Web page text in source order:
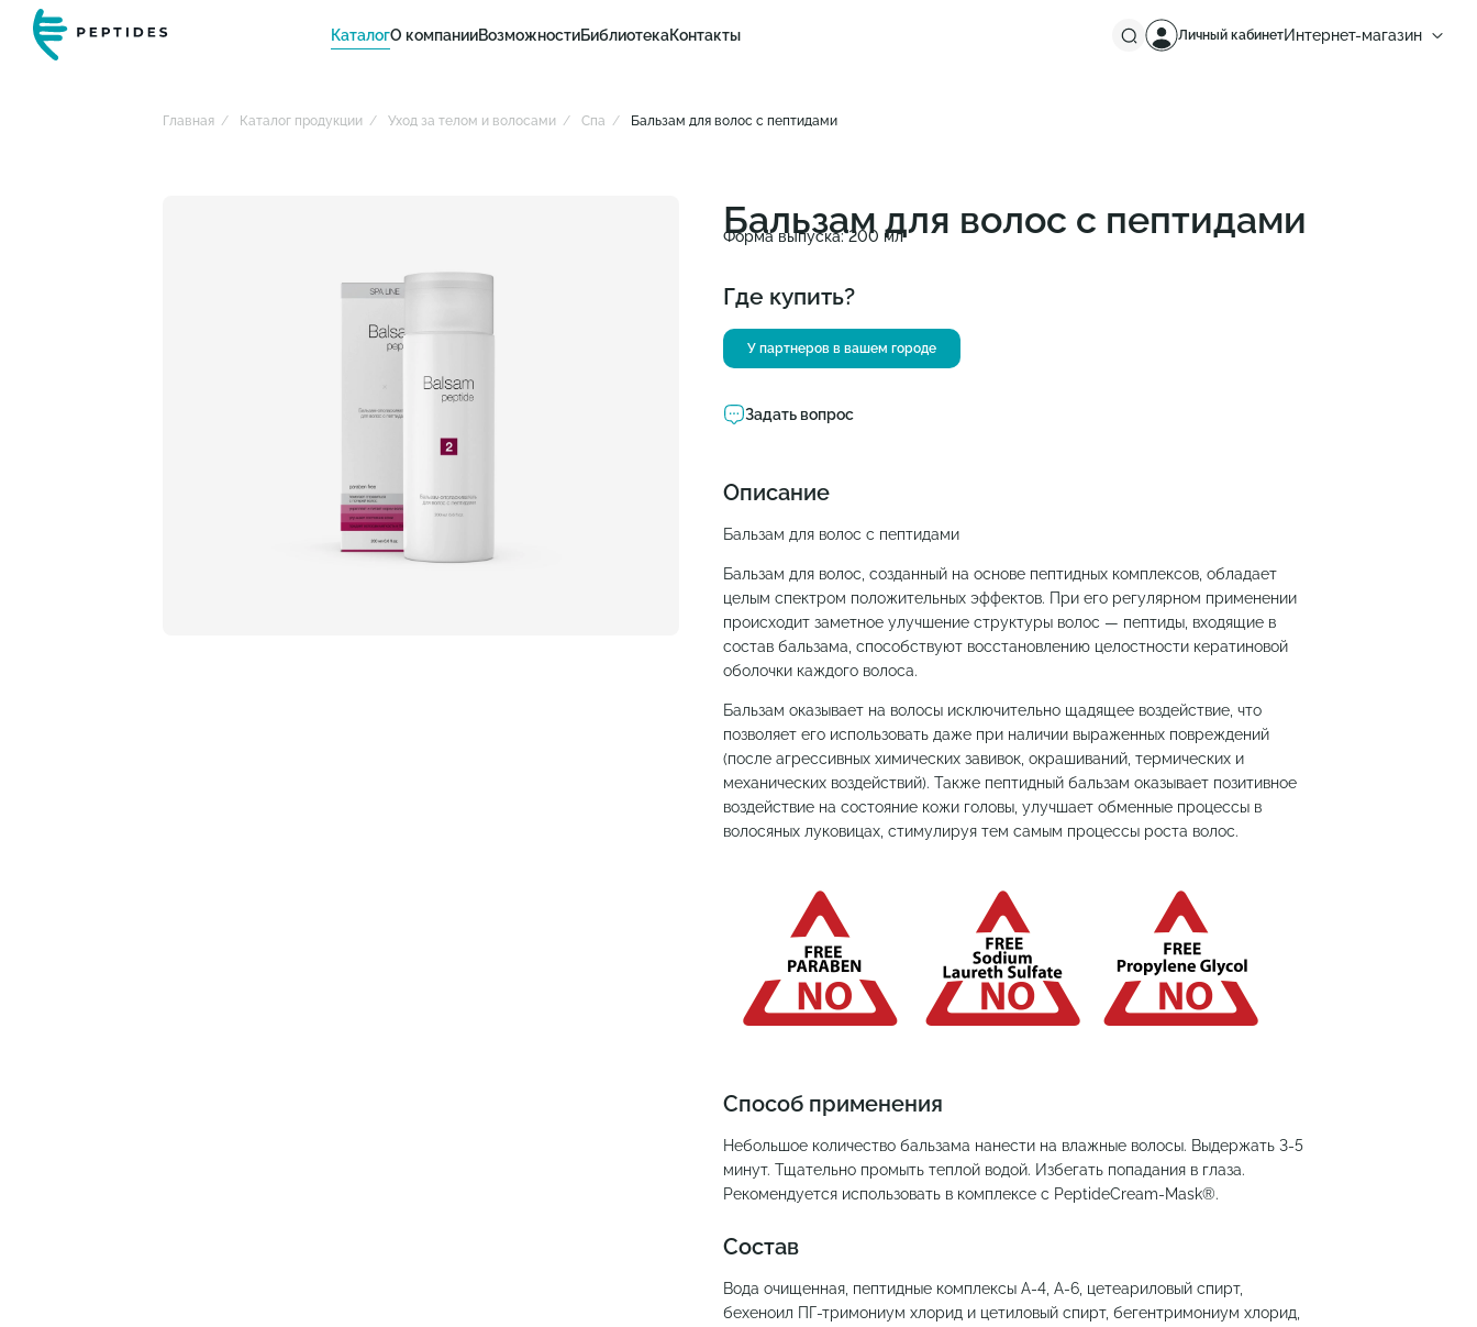
КаталогО компанииВозможностиБиблиотекаКонтакты Личный кабинетИнтернет-магазин
Главная Каталог продукции Уход за телом и волосами Спа Бальзам для волос с пептидами
Бальзам для волос с пептидами
Форма выпуска: 200 мл
Где купить?
У партнеров в вашем городе
Задать вопрос
Описание
Бальзам для волос с пептидами
Бальзам для волос, созданный на основе пептидных комплексов, обладает
целым спектром положительных эффектов. При его регулярном применении
происходит заметное улучшение структуры волос — пептиды, входящие в
состав бальзама, способствуют восстановлению целостности кератиновой
оболочки каждого волоса.
Бальзам оказывает на волосы исключительно щадящее воздействие, что
позволяет его использовать даже при наличии выраженных повреждений
(после агрессивных химических завивок, окрашиваний, термических и
механических воздействий). Также пептидный бальзам оказывает позитивное
воздействие на состояние кожи головы, улучшает обменные процессы в
волосяных луковицах, стимулируя тем самым процессы роста волос.
Способ применения
Небольшое количество бальзама нанести на влажные волосы. Выдержать 3-5
минут. Тщательно промыть теплой водой. Избегать попадания в глаза.
Рекомендуется использовать в комплексе с PeptideCream-Mask®.
Состав
Вода очищенная, пептидные комплексы A-4, A-6, цетеариловый спирт,
бехеноил ПГ-тримониум хлорид и цетиловый спирт, бегентримониум хлорид,